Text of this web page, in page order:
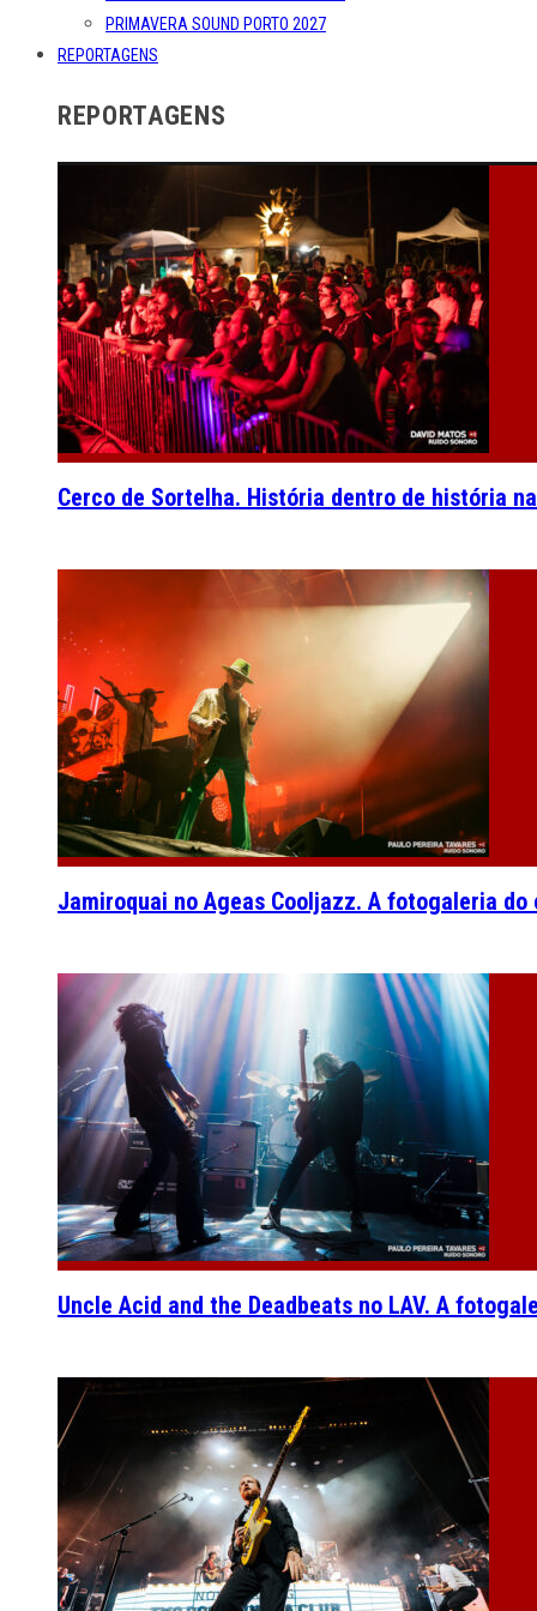
PRIMAVERA SOUND PORTO 2027
REPORTAGENS
REPORTAGENS
Cerco de Sortelha. História dentro de história
Jamiroquai no Ageas Cooljazz. A fotogaleria do
Uncle Acid and the Deadbeats no LAV. A